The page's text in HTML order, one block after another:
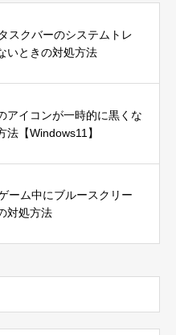
スクバーのシステムトレ
いときの対処方法
アイコンが一時的に黒くな
法【Windows11】
ーム中にブルースクリー
対処方法